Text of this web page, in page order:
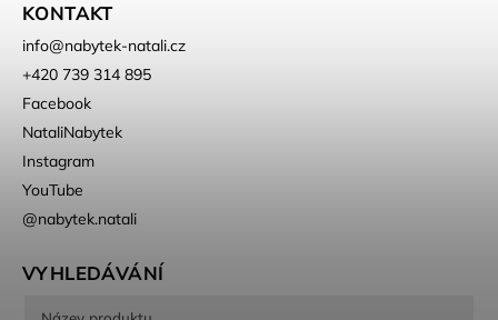
KONTAKT
info@nabytek-natali.cz
+420 739 314 895
Facebook
NataliNabytek
Instagram
YouTube
@nabytek.natali
VYHLEDÁVÁNÍ